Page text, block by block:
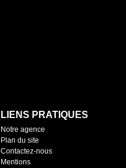
LIENS PRATIQUES
Notre agence
Plan du site
Contactez-nous
Mentions